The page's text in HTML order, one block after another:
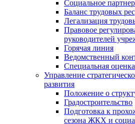
Социальное
Баланс трудовых
Легализация
Правовое
руководителей
Горячая линия
Ведомственный
Специальная
Управление
развития
Положение о
Градостроительство
Подготовка к
сезона ЖКХ и